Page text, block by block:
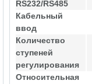
RS232/RS485
Кабельный
ввод
Количество
ступеней
регулирования
Относительная